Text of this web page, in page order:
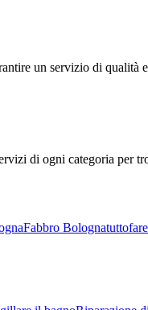
un servizio di qualità
di ogni categoria per
Fabbro Bologna